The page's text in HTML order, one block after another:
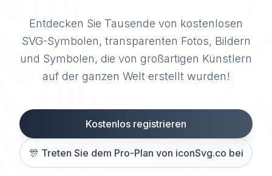
Entdecken Sie Tausende von kostenlosen
SVG-Symbolen, transparenten Fotos, Bildern
und Symbolen, die von großartigen Künstlern
auf der ganzen Welt erstellt wurden!
Kostenlos registrieren
🎊 Treten Sie dem Pro-Plan von iconSvg.co bei